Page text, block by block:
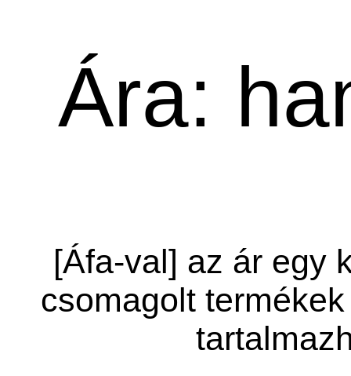
Ára:
[Áfa-val] az ár egy
csomagolt